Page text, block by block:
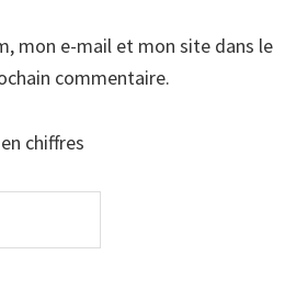
mon e-mail et mon site dans le
commentaire.
chiffres